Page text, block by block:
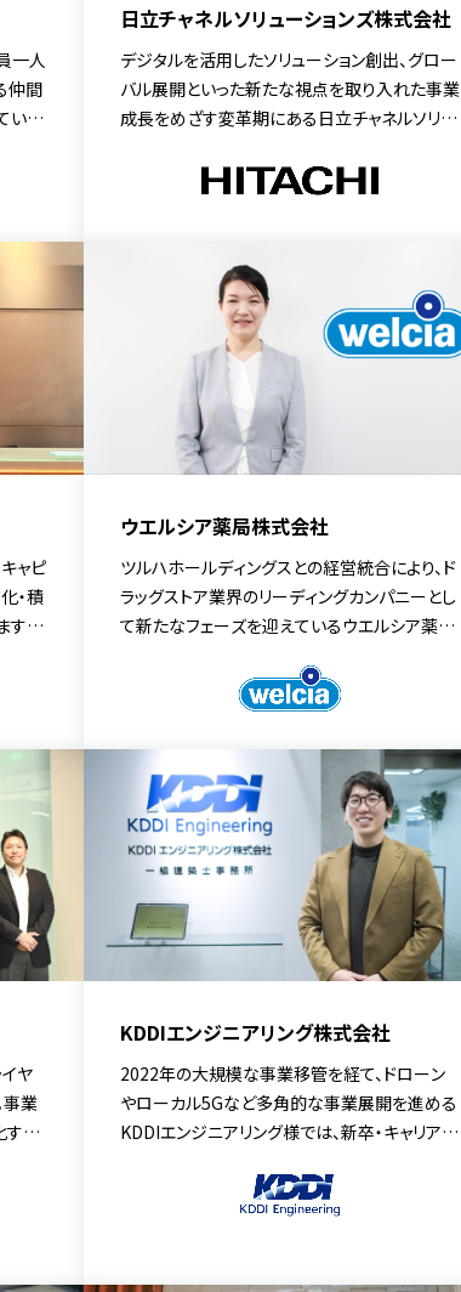
一人
仲間
いま
の
」
日立チャネルソリューションズ株式会社
デジタルを活用したソリューション創出、グロー
バル展開といった新たな視点を取り入れた事業
成長をめざす変革期にある日立チャネルソリュ
本部長の大野 佳幸 氏に、社員のエンゲージメ
ャピ
・積
。
を
づく
ウエルシア薬局株式会社
ツルハホールディングスとの経営統合により、ド
ラッグストア業界のリーディングカンパニーとし
て新たなフェーズを迎えているウエルシア薬局
への転換を進めています。その実現の鍵を握る
のが、多様な人材が活躍できる環境整備と、エ
取締役 人事本部長 盛永 由紀子 氏にリファラル
採用サービス「MyRefer（MyTalent Refer）」の
活用を通じて見えてきた組織の変化、そして「語
れる会社・誇れる会社」を目指す人的資本経営
の真髄について伺いました。
ヤ
事業
する
投資
今
KDDIエンジニアリング株式会社
2022年の大規模な事業移管を経て、ドローン
やローカル5Gなど多角的な事業展開を進める
KDDIエンジニアリング様では、新卒・キャリア採
っていました。 その突破口として、なぜ採用オウ
ンドメディアを選んだのか、また、採用ブランディ